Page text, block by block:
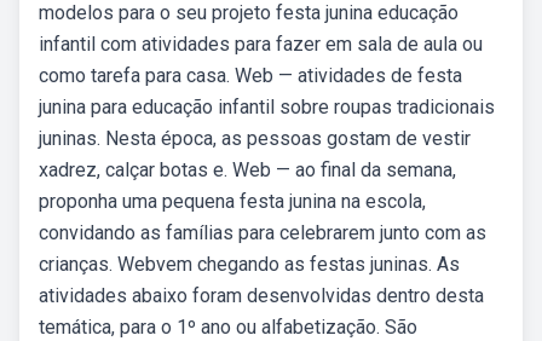
modelos para o seu projeto festa junina educação
infantil com atividades para fazer em sala de aula ou
como tarefa para casa. Web — atividades de festa
junina para educação infantil sobre roupas tradicionais
juninas. Nesta época, as pessoas gostam de vestir
xadrez, calçar botas e. Web — ao final da semana,
proponha uma pequena festa junina na escola,
convidando as famílias para celebrarem junto com as
crianças. Webvem chegando as festas juninas. As
atividades abaixo foram desenvolvidas dentro desta
temática, para o 1º ano ou alfabetização. São